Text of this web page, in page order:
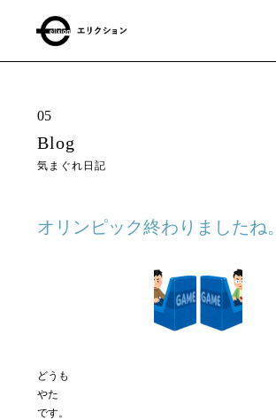
01
business
私たちの事業
03
05
Blog
気まぐれ日記
オリンピック終わりましたね。
どうも
やた
です。